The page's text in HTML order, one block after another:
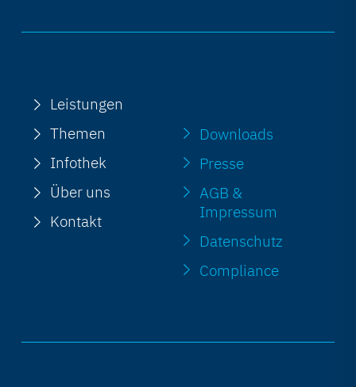
Leistungen
Themen
Infothek
Über uns
Kontakt
Downloads
Presse
AGB &
Impressum
Datenschutz
Compliance